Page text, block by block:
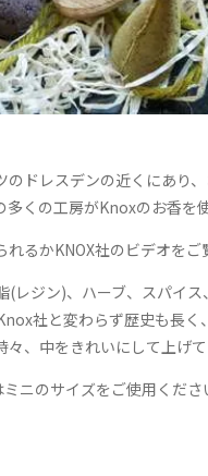
ドレスデンの近くにあり
くの工房がKnoxのお香を
るかKNOX社のビデオをご
(レジン)、ハーブ、スパイ
社と変わらず歴史も長く
、中をきれいにして上げて
ニのサイズをご使用くださ